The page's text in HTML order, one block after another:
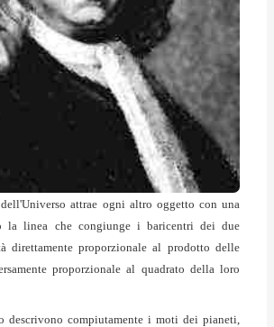
attrae ogni altro oggetto con una
la linea che congiunge i baricentri dei due
direttamenteproporzionale al prodotto delle
proporzionale al quadrato della loro
descrivono compiutamente i moti dei pianeti,